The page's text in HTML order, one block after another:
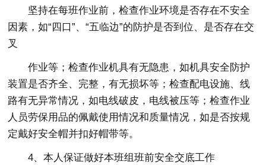
坚持在每班作业前，检查作业环境是否存在不安全
因素，如“四口”、“五临边”的防护是否到位、是否存在交
叉
作业等；检查作业机具有无隐患，如机具安全防护
装置是否齐全、完整，有无损坏等；检查配电设施、线
路有无异常情况，如电线破皮，电线被压等；检查作业
人员劳保用品的佩戴使用情况和质量情况，如是否按规
定戴好安全帽并扣好帽带等。
4、本人保证做好本班组班前安全交底工作